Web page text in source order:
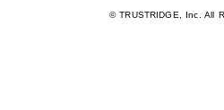
© TRUSTRIDGE, Inc. All